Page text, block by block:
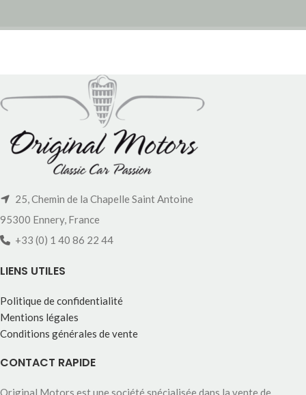
25, Chemin de la Chapelle Saint Antoine
95300 Ennery, France
+33 (0) 1 40 86 22 44
LIENS UTILES
Politique de confidentialité
Mentions légales
Conditions générales de vente
CONTACT RAPIDE
Original Motors est une société spécialisée dans la vente de